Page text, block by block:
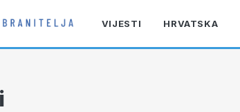
VIJESTI HRVATSKA